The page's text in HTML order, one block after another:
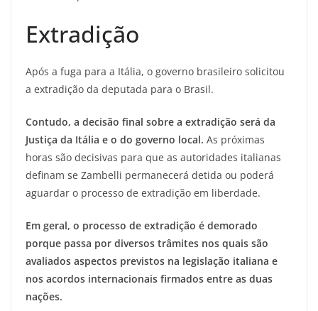
Extradição
Após a fuga para a Itália, o governo brasileiro solicitou
a extradição da deputada para o Brasil.
Contudo, a decisão final sobre a extradição será da
Justiça da Itália e o do governo local. As próximas
horas são decisivas para que as autoridades italianas
definam se Zambelli permanecerá detida ou poderá
aguardar o processo de extradição em liberdade.
Em geral, o processo de extradição é demorado
porque passa por diversos trâmites nos quais são
avaliados aspectos previstos na legislação italiana e
nos acordos internacionais firmados entre as duas
nações.